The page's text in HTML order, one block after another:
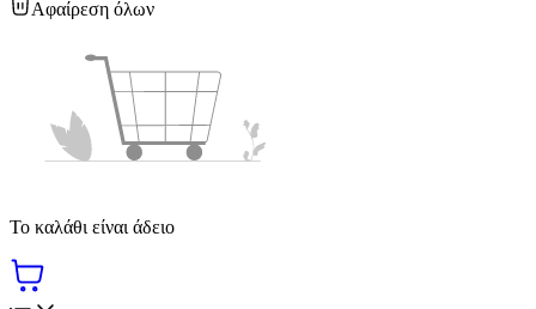
Αφαίρεση όλων
Το καλάθι είναι άδειο